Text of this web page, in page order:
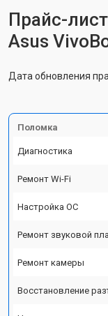
Прайс-
Asus
Дата обновления
Поломка
Диагностика
Ремонт Wi-Fi
Настройка ОС
Ремонт звуковой
Ремонт камеры
Восстановление